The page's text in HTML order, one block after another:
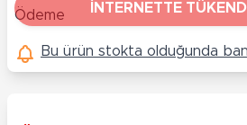
İNTERNETTE TÜKENDİ
Bu ürün stokta olduğunda